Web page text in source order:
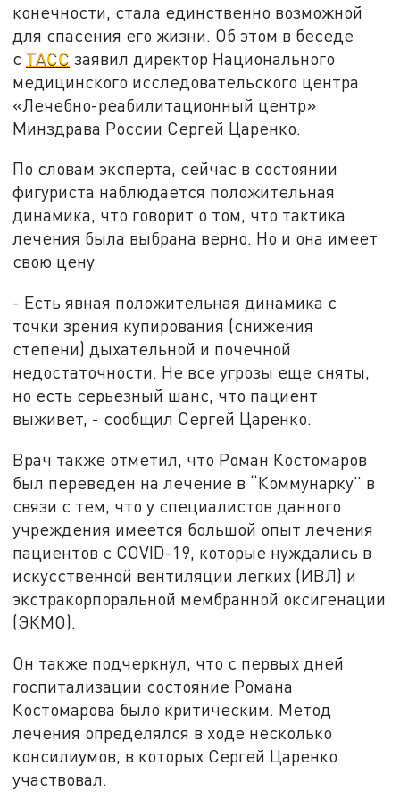
конечности, стала единственно возможной
для спасения его жизни. Об этом в беседе
с ТАСС заявил директор Национального
медицинского исследовательского центра
«Лечебно-реабилитационный центр»
Минздрава России Сергей Царенко.
По словам эксперта, сейчас в состоянии
фигуриста наблюдается положительная
динамика, что говорит о том, что тактика
лечения была выбрана верно. Но и она имеет
свою цену
- Есть явная положительная динамика с
точки зрения купирования (снижения
степени) дыхательной и почечной
недостаточности. Не все угрозы еще сняты,
но есть серьезный шанс, что пациент
выживет, - сообщил Сергей Царенко.
Врач также отметил, что Роман Костомаров
был переведен на лечение в “Коммунарку” в
связи с тем, что у специалистов данного
учреждения имеется большой опыт лечения
пациентов с COVID-19, которые нуждались в
искусственной вентиляции легких (ИВЛ) и
экстракорпоральной мембранной оксигенации
(ЭКМО).
Он также подчеркнул, что с первых дней
госпитализации состояние Романа
Костомарова было критическим. Метод
лечения определялся в ходе несколько
консилиумов, в которых Сергей Царенко
участвовал.